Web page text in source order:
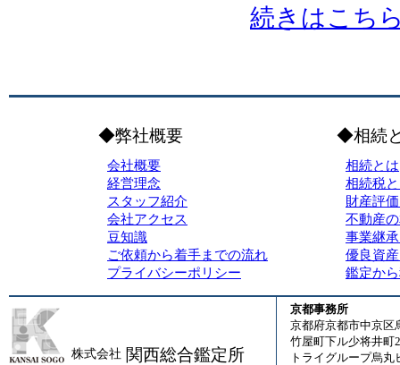
続きはこち
◆弊社概要
会社概要
経営理念
スタッフ紹介
会社アクセス
豆知識
ご依頼から着手までの流れ
プライバシーポリシー
◆相続
相続とは
相続税
財産評
不動産
事業継
優良資
鑑定か
株式会社 関西総合鑑定所
京都事務所
京都府京都市中京区
竹屋町下ル少将井町
トライグループ烏丸